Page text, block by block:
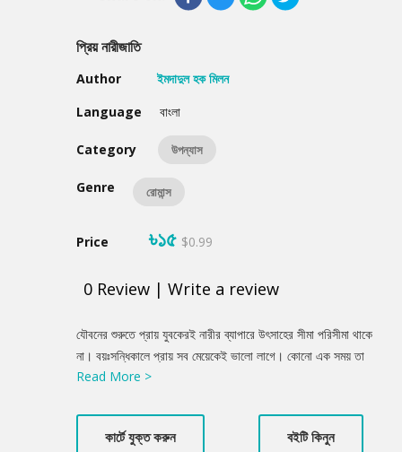
প্রিয় নারীজাতি
Author
ইমদাদুল হক মিলন
Language
বাংলা
Category উপন্যাস
Genre রোমান্স
Price ৳১৫ $0.99
0 Review | Write a review
Product
Summery
যৌবনের শুরুতে প্রায় যুবকেরই নারীর ব্যাপারে উৎসাহের সীমা পরিসীমা থাকে
না। বয়ঃসন্ধিকালে প্রায় সব মেয়েকেই ভালো লাগে। কোনো এক সময় তা
স্মৃতিচারণ করে। এ নিয়ে ‘প্রিয় নারীজাতি’ উপন্যাসে সুন্দরভাবে বর্ণিত হয়েছে।
Read More >
কার্টে যুক্ত করুন বইটি কিনুন